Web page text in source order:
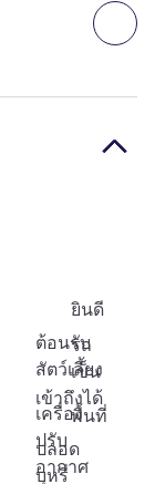
ถั
การเข้าถึงและระ
ยินดี
ต้อนรับ
สัตว์เลี้ยง
รถ
เข็น
เข้าถึงได้
เครื่อง
ปรับ
อากาศ
พื้นที่
ปลอด
บุหรี่